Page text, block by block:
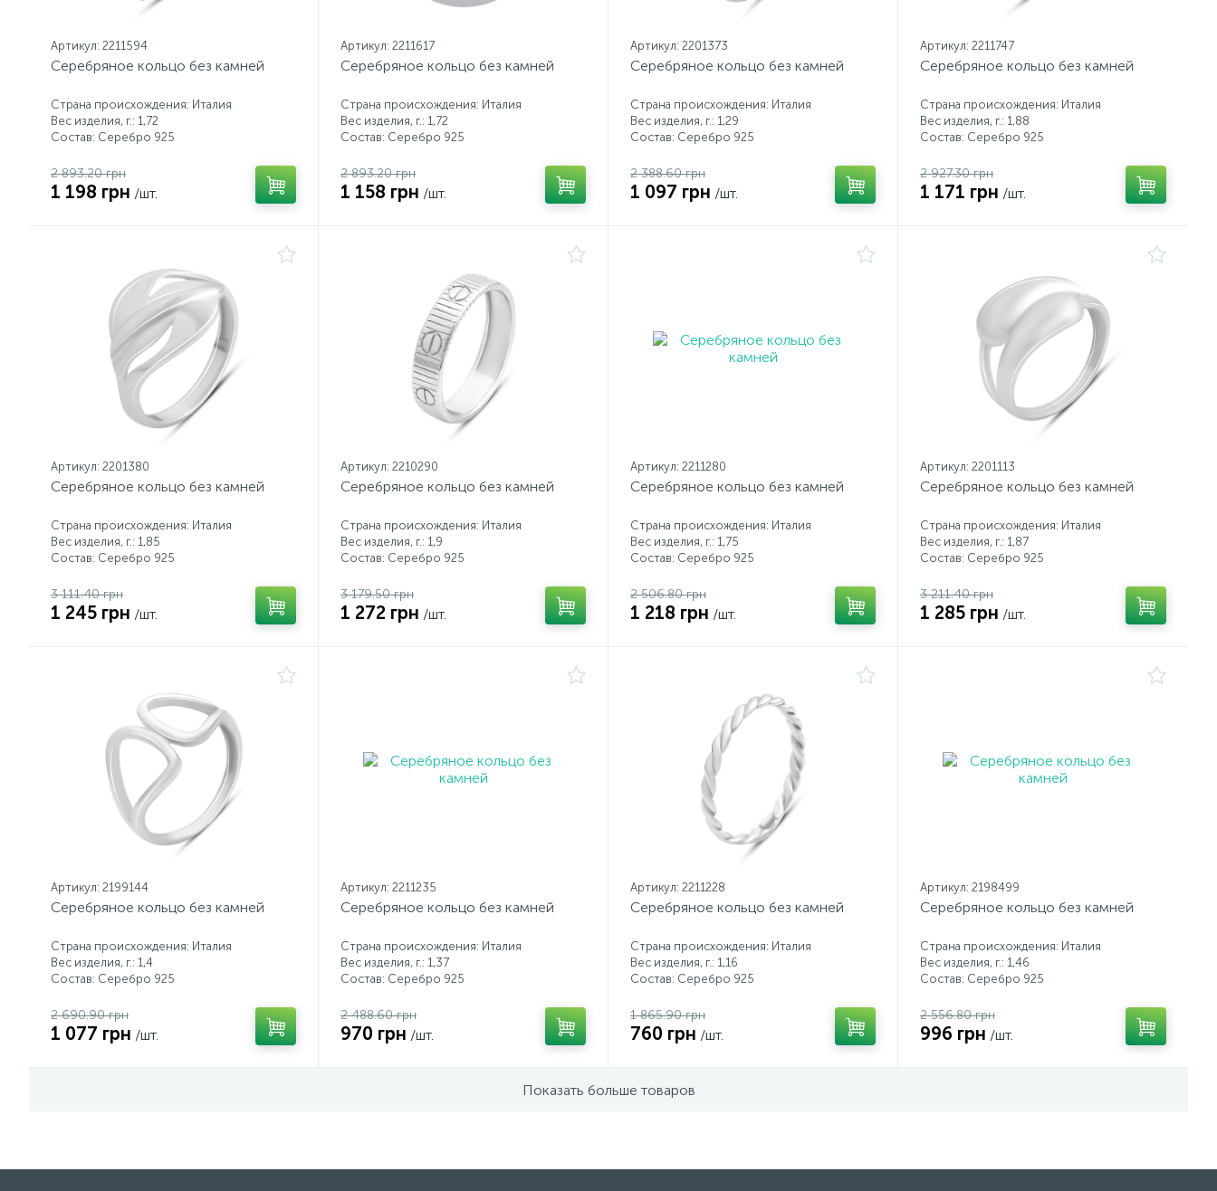
Артикул: 2211594
Серебряное кольцо без камней
Страна происхождения: Италия
Вес изделия, г.: 1,72
Состав: Серебро 925
2 893.20 грн
1 198 грн /шт.
Артикул: 2211617
Серебряное кольцо без камней
Страна происхождения: Италия
Вес изделия, г.: 1,72
Состав: Серебро 925
2 893.20 грн
1 158 грн /шт.
Артикул: 2201373
Серебряное кольцо без камней
Страна происхождения: Италия
Вес изделия, г.: 1,29
Состав: Серебро 925
2 388.60 грн
1 097 грн /шт.
Артикул: 2211747
Серебряное кольцо без камней
Страна происхождения: Италия
Вес изделия, г.: 1,88
Состав: Серебро 925
2 927.30 грн
1 171 грн /шт.
Артикул: 2201380
Серебряное кольцо без камней
Страна происхождения: Италия
Вес изделия, г.: 1,85
Состав: Серебро 925
3 111.40 грн
1 245 грн /шт.
Артикул: 2210290
Серебряное кольцо без камней
Страна происхождения: Италия
Вес изделия, г.: 1,9
Состав: Серебро 925
3 179.50 грн
1 272 грн /шт.
Артикул: 2211280
Серебряное кольцо без камней
Страна происхождения: Италия
Вес изделия, г.: 1,75
Состав: Серебро 925
2 506.80 грн
1 218 грн /шт.
Артикул: 2201113
Серебряное кольцо без камней
Страна происхождения: Италия
Вес изделия, г.: 1,87
Состав: Серебро 925
3 211.40 грн
1 285 грн /шт.
Артикул: 2199144
Серебряное кольцо без камней
Страна происхождения: Италия
Вес изделия, г.: 1,4
Состав: Серебро 925
2 690.90 грн
1 077 грн /шт.
Артикул: 2211235
Серебряное кольцо без камней
Страна происхождения: Италия
Вес изделия, г.: 1,37
Состав: Серебро 925
2 488.60 грн
970 грн /шт.
Артикул: 2211228
Серебряное кольцо без камней
Страна происхождения: Италия
Вес изделия, г.: 1,16
Состав: Серебро 925
1 865.90 грн
760 грн /шт.
Артикул: 2198499
Серебряное кольцо без камней
Страна происхождения: Италия
Вес изделия, г.: 1,46
Состав: Серебро 925
2 556.80 грн
996 грн /шт.
Показать больше товаров